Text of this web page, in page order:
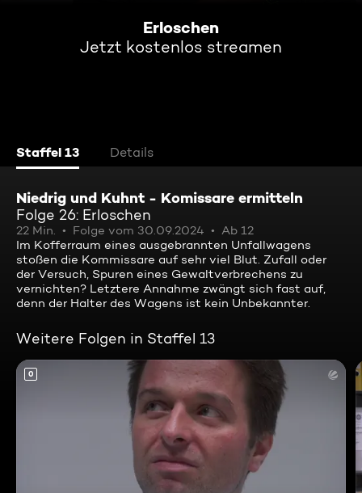
Erloschen
Jetzt kostenlos streamen
Staffel 13 Details
Niedrig und Kuhnt - Komissare ermitteln
Folge 26: Erloschen
22 Min. Folge vom 30.09.2024
Ab 12
Im Kofferraum eines ausgebrannten Unfallwagens
stoßen die Kommissare auf sehr viel Blut. Zufall oder
der Versuch, Spuren eines Gewaltverbrechens zu
vernichten? Letztere Annahme zwängt sich fast auf,
denn der Halter des Wagens ist kein Unbekannter.
Weitere Folgen in Staffel 13
0